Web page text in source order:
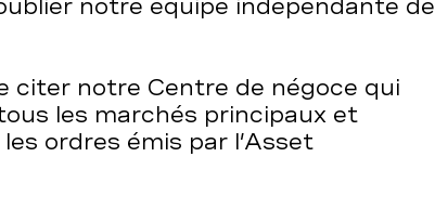
notre équipe indépendante de
citer notre Centre de négoce qui
les marchés principaux et
ordres émis par l’Asset